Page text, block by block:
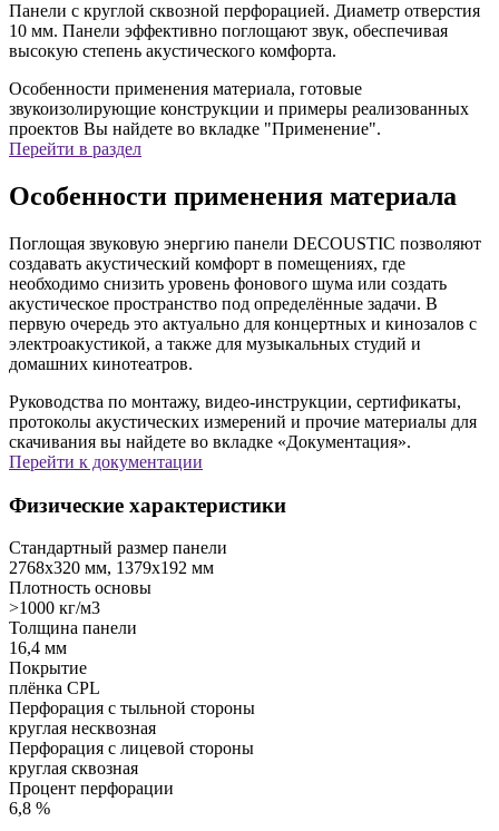
Панели с круглой сквозной перфорацией. Диаметр отверстия
10 мм. Панели эффективно поглощают звук, обеспечивая
высокую степень акустического комфорта.
Особенности применения материала, готовые
звукоизолирующие конструкции и примеры реализованных
проектов Вы найдете во вкладке "Применение".
Перейти в раздел
Особенности применения материала
Поглощая звуковую энергию панели DECOUSTIC позволяют
создавать акустический комфорт в помещениях, где
необходимо снизить уровень фонового шума или создать
акустическое пространство под определённые задачи. В
первую очередь это актуально для концертных и кинозалов с
электроакустикой, а также для музыкальных студий и
домашних кинотеатров.
Руководства по монтажу, видео-инструкции, сертификаты,
протоколы акустических измерений и прочие материалы для
скачивания вы найдете во вкладке «Документация».
Перейти к документации
Физические характеристики
Стандартный размер панели
2768х320 мм, 1379х192 мм
Плотность основы
>1000 кг/м3
Толщина панели
16,4 мм
Покрытие
плёнка CPL
Перфорация с тыльной стороны
круглая несквозная
Перфорация с лицевой стороны
круглая сквозная
Процент перфорации
6,8 %